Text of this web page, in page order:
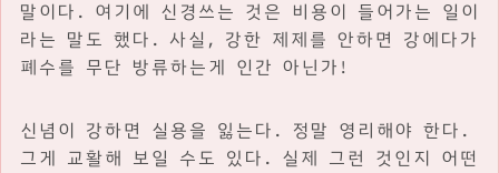
말이다. 여기에 신경쓰는 것은 비용이 들어가는 일이
라는 말도 했다. 사실, 강한 제제를 안하면 강에다가
폐수를 무단 방류하는게 인간 아닌가!
신념이 강하면 실용을 잃는다. 정말 영리해야 한다.
그게 교활해 보일 수도 있다. 실제 그런 것인지 어떤